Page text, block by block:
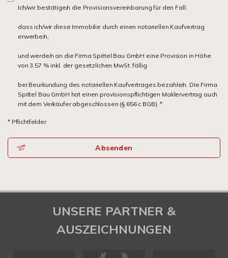
Ich/wir bestätige/n die Provisionsvereinbarung für den Fall,
dass ich/wir diese Immobilie durch einen notariellen Kaufvertrag
erwerbe/n,
und werde/n an die Firma Spittel Bau GmbH eine Provision in Höhe
von 3,57 % inkl. der gesetzlichen MwSt. fällig
bei Beurkundung des notariellen Kaufvertrages bezahle/n. Die Firma
Spittel Bau GmbH hat einen provisionspflichtigen Maklervertrag auch
mit dem Verkäufer abgeschlossen (§ 656 c BGB). *
* Pflichtfelder
Absenden
UNSERE PARTNER &
AUSZEICHNUNGEN